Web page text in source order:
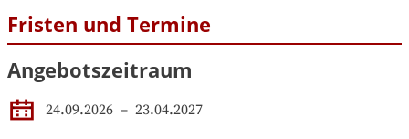
Fristen und Termine
Angebotszeitraum
24.09.2026 – 23.04.2027